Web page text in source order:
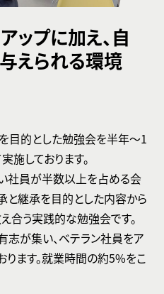
ップに加え、自
与えられる環境
目的とした勉強会を半年～1
施しております。
社員が半数以上を占める会
と継承を目的とした内容から
合う実践的な勉強会です。
が集い、ベテラン社員をア
ります。就業時間の約5%をこ